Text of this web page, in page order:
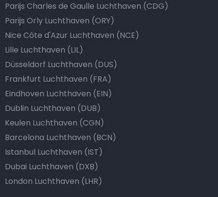
Parijs Charles de Gaulle Luchthaven (CDG)
Parijs Orly Luchthaven (ORY)
Nice Côte d'Azur Luchthaven (NCE)
Lille Luchthaven (LIL)
Düsseldorf Luchthaven (DUS)
Frankfurt Luchthaven (FRA)
Eindhoven Luchthaven (EIN)
Dublin Luchthaven (DUB)
Keulen Luchthaven (CGN)
Barcelona Luchthaven (BCN)
Istanbul Luchthaven (IST)
Dubai Luchthaven (DXB)
London Luchthaven (LHR)